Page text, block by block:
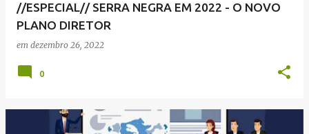
//ESPECIAL// SERRA NEGRA EM 2022 - O NOVO
PLANO DIRETOR
em dezembro 26, 2022
0